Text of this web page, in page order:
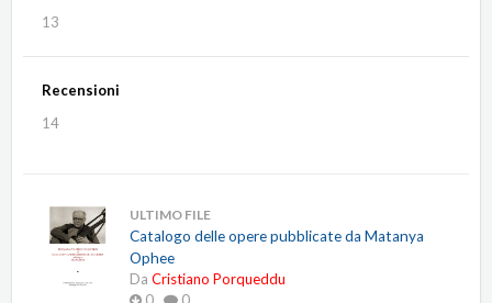
13
Recensioni
14
ULTIMO FILE
Catalogo delle opere pubblicate da Matanya
Ophee
Da Cristiano Porqueddu